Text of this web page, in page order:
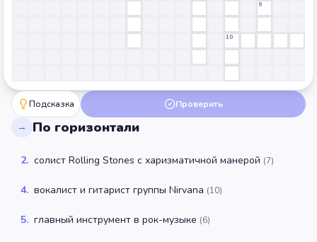
9
10
Подсказка Проверить
→ По горизонтали
2. солист Rolling Stones с харизматичной манерой (7)
4. вокалист и гитарист группы Nirvana (10)
5. главный инструмент в рок-музыке (6)